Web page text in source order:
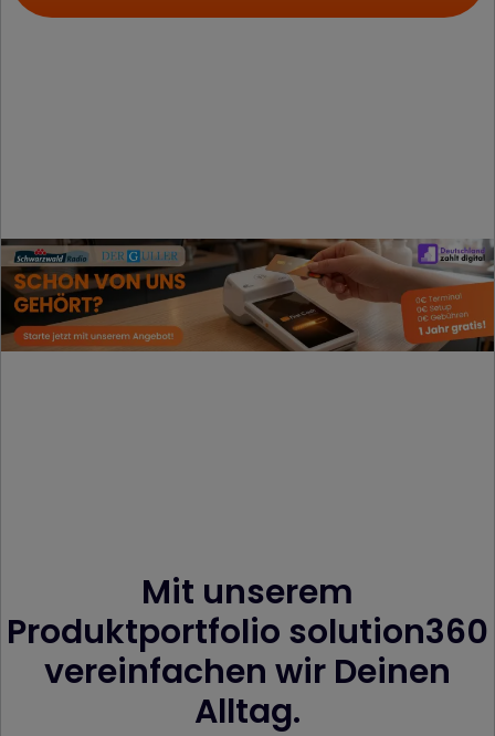
Mit unserem
Produktportfolio solution360
vereinfachen wir Deinen
Alltag.